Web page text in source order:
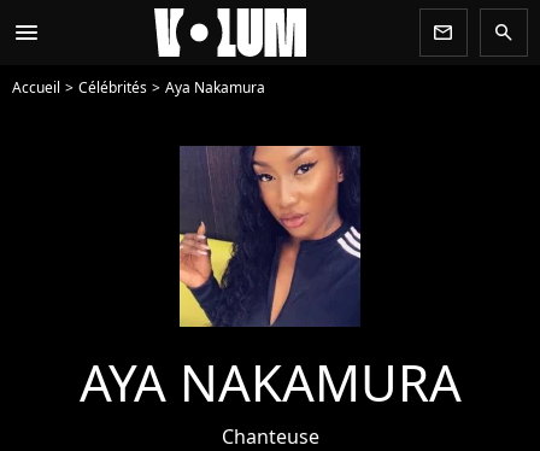
menu newsletter search
Accueil Célébrités Aya Nakamura
AYA NAKAMURA
Chanteuse